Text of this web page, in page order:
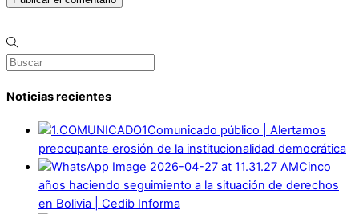
Noticias recientes
Comunicado público | Alertamos
preocupante erosión de la institucionalidad democrática
Cinco
años haciendo seguimiento a la situación de derechos
en Bolivia | Cedib Informa